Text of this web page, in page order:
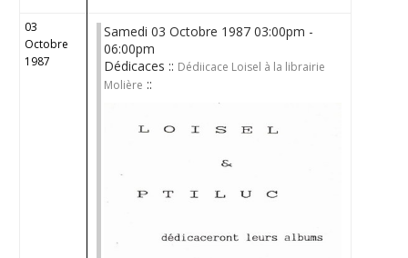
03
Octobre
1987
Samedi 03 Octobre 1987 03:00pm -
06:00pm
Dédicaces :: Dédiicace Loisel à la librairie
Molière ::